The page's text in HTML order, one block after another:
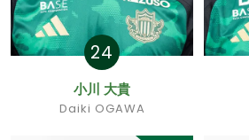
24
小川 大貴
Daiki OGAWA